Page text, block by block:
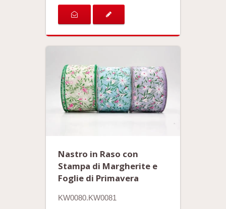
Nastro in Raso con
Stampa di Margherite e
Foglie di Primavera
KW0080.KW0081